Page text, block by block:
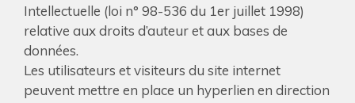
Intellectuelle (loi n° 98-536 du 1er juillet 1998)
relative aux droits d’auteur et aux bases de
données.
Les utilisateurs et visiteurs du site internet
peuvent mettre en place un hyperlien en direction